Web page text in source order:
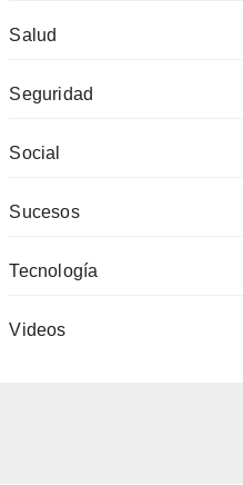
Salud
Seguridad
Social
Sucesos
Tecnología
Videos